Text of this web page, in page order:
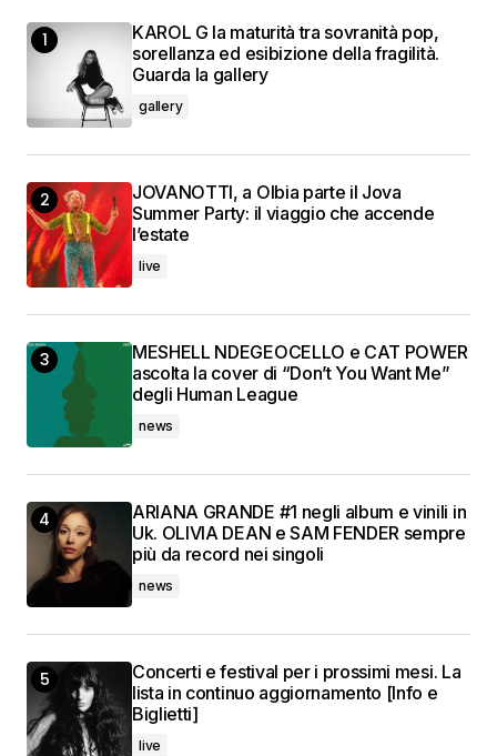
KAROL G la maturità tra sovranità pop,
sorellanza ed esibizione della fragilità.
Guarda la gallery
gallery
JOVANOTTI, a Olbia parte il Jova
Summer Party: il viaggio che accende
l’estate
live
MESHELL NDEGEOCELLO e CAT POWER
ascolta la cover di “Don’t You Want Me”
degli Human League
news
ARIANA GRANDE #1 negli album e vinili in
Uk. OLIVIA DEAN e SAM FENDER sempre
più da record nei singoli
news
Concerti e festival per i prossimi mesi. La
lista in continuo aggiornamento [Info e
Biglietti]
live